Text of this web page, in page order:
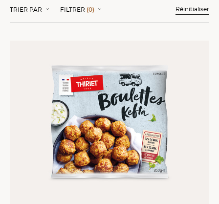
TRIER PAR FILTRER (0) Réinitialiser